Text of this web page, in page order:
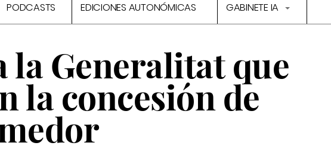
PODCASTS EDICIONES AUTONÓMICAS GABINETE IA
la Generalitat que
la concesión de